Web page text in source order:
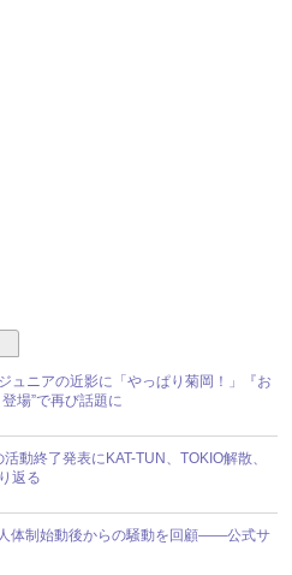
ュニアの近影に「やっぱり菊岡！」『お
場”で再び話題に
動終了発表にKAT-TUN、TOKIO解散、
返る
体制始動後からの騒動を回顧――公式サ